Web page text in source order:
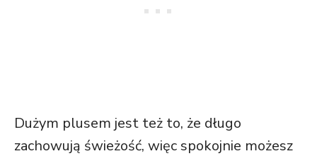
Dużym plusem jest też to, że długo
zachowują świeżość, więc spokojnie możesz